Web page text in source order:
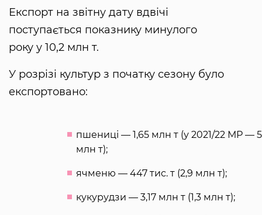
Експорт на звітну дату вдвічі
поступається показнику минулого
року у 10,2 млн т.
У розрізі культур з початку сезону було
експортовано:
пшениці — 1,65 млн т (у 2021/22 МР —
млн т);
ячменю — 447 тис. т (2,9 млн т);
кукурудзи — 3,17 млн т (1,3 млн т);